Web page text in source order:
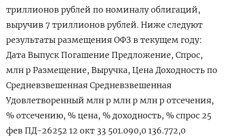
триллионов рублей по номиналу облигаций,
выручив 7 триллионов рублей. Ниже следуют
результаты размещения ОФЗ в текущем году:
Дата Выпуск Погашение Предложение, Спрос, ​
млн р Размещение, Выручка, Цена Доходность по
Средневзвешенная Средневзвешенная
Удовлетворенный млн р млн ⁠р млн р отсечения,
% отсечению, % цена, % доходность, % спрос 25
фев ПД-26252 12 окт 33 501.090,0 136.772,0